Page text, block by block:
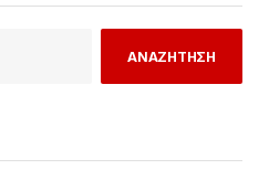
ΑΝΑΖΗΤΗΣΗ